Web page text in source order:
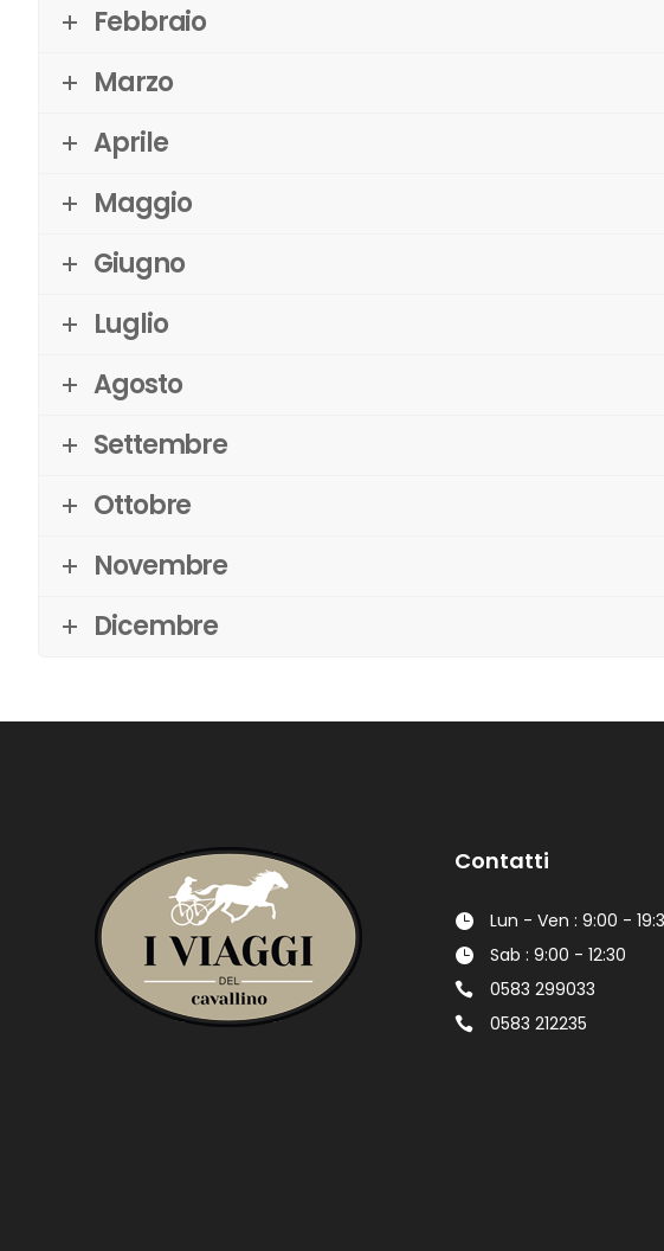
Febbraio
Marzo
Aprile
Maggio
Giugno
Luglio
Agosto
Settembre
Ottobre
Novembre
Dicembre
Contatti
Lun - Ven : 9:00 -
Sab : 9:00 - 12:30
0583 299033
0583 212235